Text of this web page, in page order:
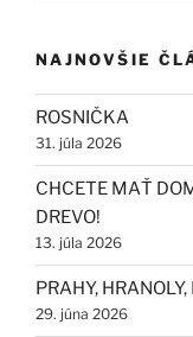
NAJNOVŠIE
ROSNIČKA
31. júla 2026
CHCETE MAŤ
DREVO!
13. júla 2026
PRAHY,
29. júna 2026